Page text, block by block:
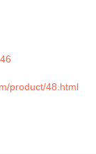
product/48.html